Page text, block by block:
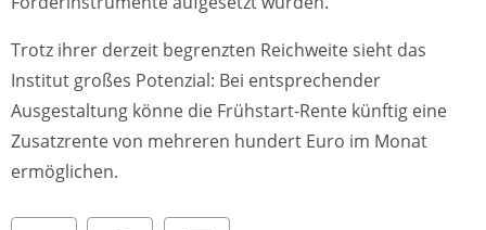
Trotz ihrer derzeit begrenzten Reichweite sieht das
Institut großes Potenzial: Bei entsprechender
Ausgestaltung könne die Frühstart-Rente künftig eine
Zusatzrente von mehreren hundert Euro im Monat
ermöglichen.